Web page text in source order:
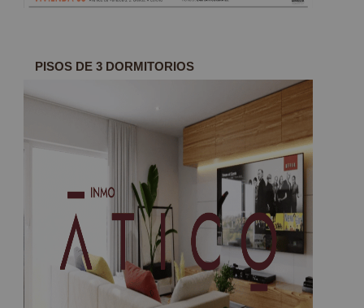
PISOS DE 3 DORMITORIOS